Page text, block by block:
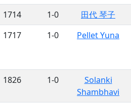
1714 1-0
田代 琴子
1717 1-0 Pellet Yuna
1826 1-0
Solanki
Shambhavi